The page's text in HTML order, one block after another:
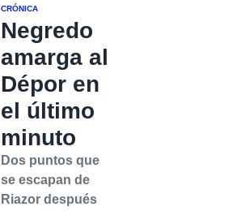
CRÓNICA
Negredo
amarga al
Dépor en
el último
minuto
Dos puntos que
se escapan de
Riazor después